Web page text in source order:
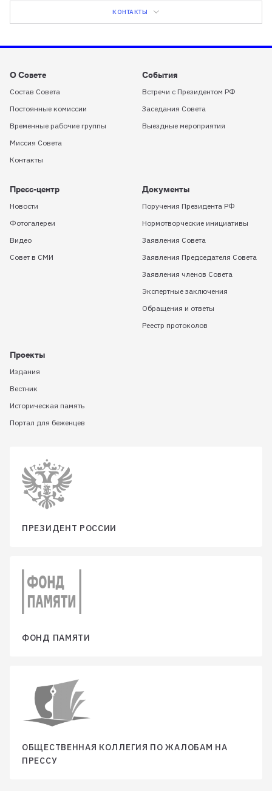
КОНТАКТЫ
О Совете
Состав Совета
Постоянные комиссии
Временные рабочие группы
Миссия Совета
Контакты
События
Встречи с Президентом РФ
Заседания Совета
Выездные мероприятия
Пресс-центр
Новости
Фотогалереи
Видео
Совет в СМИ
Документы
Поручения Президента РФ
Нормотворческие инициативы
Заявления Совета
Заявления Председателя Совета
Заявления членов Совета
Экспертные заключения
Обращения и ответы
Реестр протоколов
Проекты
Издания
Вестник
Историческая память
Портал для беженцев
ПРЕЗИДЕНТ РОССИИ
ФОНД ПАМЯТИ
ОБЩЕСТВЕННАЯ КОЛЛЕГИЯ ПО ЖАЛОБАМ НА
ПРЕССУ